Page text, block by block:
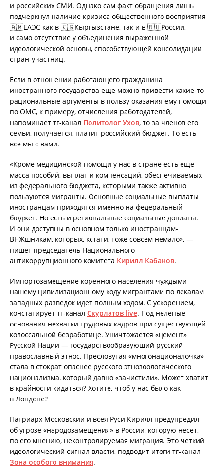
и российских СМИ. Однако сам факт обращения лишь
подчеркнул наличие кризиса общественного восприятия
🇦🇲ЕАЭС как в 🇰🇬Кыргызстане, так и в 🇷🇺России,
и само отсутствие у объединения выраженной
идеологической основы, способствующей консолидации
стран-участниц.
Если в отношении работающего гражданина
иностранного государства еще можно привести какие-то
рациональные аргументы в пользу оказания ему помощи
по ОМС, к примеру, отчисления работодателей,
напоминает тг-канал Политолог Ухов, то за членов его
семьи, получается, платит российский бюджет. То есть
все мы с вами.
«Кроме медицинской помощи у нас в стране есть еще
масса пособий, выплат и компенсаций, обеспечиваемых
из федерального бюджета, которыми также активно
пользуются мигранты. Основные социальные выплаты
иностранцам приходятся именно на федеральный
бюджет. Но есть и региональные социальные доплаты.
И они доступны в основном только иностранцам-
ВНЖшникам, которых, кстати, тоже совсем немало», —
пишет председатель Национального
антикоррупционного комитета Кирилл Кабанов.
Импортозамещение коренного населения чуждыми
нашему цивилизационному коду мигрантами по лекалам
западных разведок идет полным ходом. С ускорением,
констатирует тг-канал Скурлатов live. Под нелепые
основания нехватки трудовых кадров при существующей
колоссальной безработице. Уничтожается «цемент»
Русской Нации — государствообразующий русский
православный этнос. Пресловутая «многонационалочка»
стала в стократ опаснее русского этнозоологического
национализма, который давно «зачистили». Может хватит
в крайности кидаться? Хотите, чтоб у нас было как
в Лондоне?
Патриарх Московский и всея Руси Кирилл предупредил
об угрозе «народозамещения» в России, которую несет,
по его мнению, неконтролируемая миграция. Это четкий
идеологический сигнал власти, подводит итоги тг-канал
Зона особого внимания.